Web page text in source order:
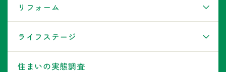
リフォーム
ライフステージ
住まいの実態調査